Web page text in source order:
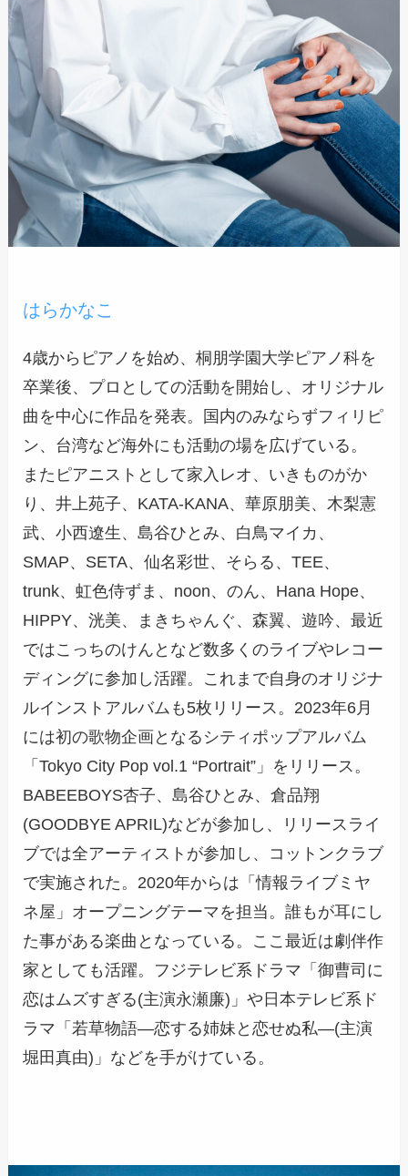
はらかなこ
4歳からピアノを始め、桐朋学園大学ピアノ科を
卒業後、プロとしての活動を開始し、オリジナル
曲を中心に作品を発表。国内のみならずフィリピ
ン、台湾など海外にも活動の場を広げている。
またピアニストとして家入レオ、いきものがか
り、井上苑子、KATA-KANA、華原朋美、⽊梨憲
武、小西遼生、島谷ひとみ、白鳥マイカ、
SMAP、SETA、仙名彩世、そらる、TEE、
trunk、虹色侍ずま、noon、のん、Hana Hope、
HIPPY、洸美、まきちゃんぐ、森翼、遊吟、最近
ではこっちのけんとなど数多くのライブやレコー
ディングに参加し活躍。これまで自身のオリジナ
ルインストアルバムも5枚リリース。2023年6月
には初の歌物企画となるシティポップアルバム
「Tokyo City Pop vol.1 “Portrait”」をリリース。
BABEEBOYS杏子、島谷ひとみ、倉品翔
(GOODBYE APRIL)などが参加し、リリースライ
ブでは全アーティストが参加し、コットンクラブ
で実施された。2020年からは「情報ライブミヤ
ネ屋」オープニングテーマを担当。誰もが耳にし
た事がある楽曲となっている。ここ最近は劇伴作
家としても活躍。フジテレビ系ドラマ「御曹司に
恋はムズすぎる(主演永瀬廉)」や日本テレビ系ド
ラマ「若草物語―恋する姉妹と恋せぬ私―(主演
堀田真由)」などを手がけている。